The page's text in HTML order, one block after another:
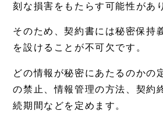
刻な損害をもたらす可能性があ
そのため、契約書には秘密保持
を設けることが不可欠です。
どの情報が秘密にあたるのかの
の禁止、情報管理の方法、契約
続期間などを定めます。